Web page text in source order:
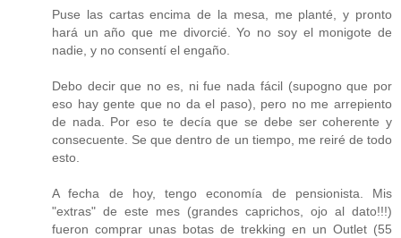
Puse las cartas encima de la mesa, me planté, y pronto
hará un año que me divorcié. Yo no soy el monigote de
nadie, y no consentí el engaño.
Debo decir que no es, ni fue nada fácil (supogno que por
eso hay gente que no da el paso), pero no me arrepiento
de nada. Por eso te decía que se debe ser coherente y
consecuente. Se que dentro de un tiempo, me reiré de todo
esto.
A fecha de hoy, tengo economía de pensionista. Mis
"extras" de este mes (grandes caprichos, ojo al dato!!!)
fueron comprar unas botas de trekking en un Outlet (55